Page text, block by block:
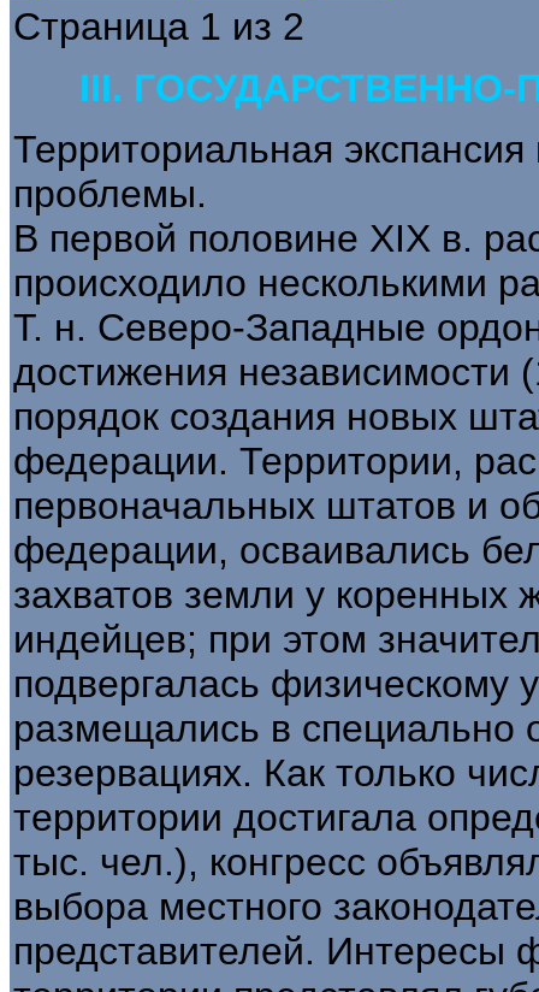
Страница 1 из 2
III.
Территориальная
проблемы.
В первой половине XIX в.
происходило несколькими
Т. н. Северо-Западные
достижения независимости
порядок создания новых
федерации. Территории,
первоначальных штатов и
федерации, осваивались
захватов земли у коренных
индейцев; при этом
подвергалась физическому
размещались в специально
резервациях. Как только
территории достигала
тыс. чел.), конгресс
выбора местного
представителей. Интересы